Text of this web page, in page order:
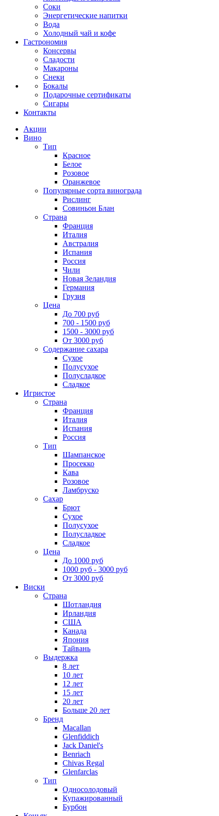
Соки
Энергетические напитки
Вода
Холодный чай и кофе
Гастрономия
Консервы
Сладости
Макароны
Снеки
Бокалы
Подарочные сертификаты
Сигары
Контакты
Акции
Вино
Тип
Красное
Белое
Розовое
Оранжевое
Популярные сорта винограда
Рислинг
Совиньон Блан
Страна
Франция
Италия
Австралия
Испания
Россия
Чили
Новая Зеландия
Германия
Грузия
Цена
До 700 руб
700 - 1500 руб
1500 - 3000 руб
От 3000 руб
Содержание сахара
Сухое
Полусухое
Полусладкое
Сладкое
Игристое
Страна
Франция
Италия
Испания
Россия
Тип
Шампанское
Просекко
Кава
Розовое
Ламбруско
Сахар
Брют
Сухое
Полусухое
Полусладкое
Сладкое
Цена
До 1000 руб
1000 руб - 3000 руб
От 3000 руб
Виски
Страна
Шотландия
Ирландия
США
Канада
Япония
Тайвань
Выдержка
8 лет
10 лет
12 лет
15 лет
20 лет
Больше 20 лет
Бренд
Macallan
Glenfiddich
Jack Daniel's
Benriach
Chivas Regal
Glenfarclas
Тип
Односолодовый
Купажированный
Бурбон